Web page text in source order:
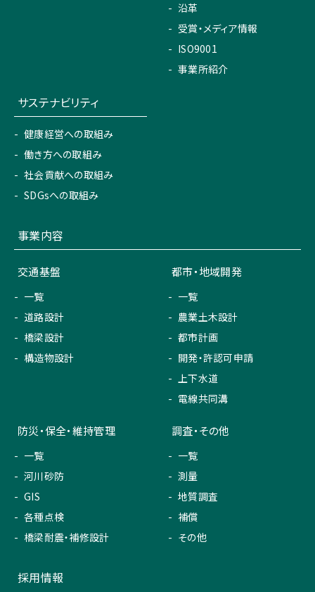
沿革
受賞・メディア情報
ISO9001
事業所紹介
サステナビリティ
健康経営への取組み
働き方への取組み
社会貢献への取組み
SDGsへの取組み
事業内容
交通基盤
一覧
道路設計
橋梁設計
構造物設計
都市・地域開発
一覧
農業土木設計
都市計画
開発・許認可申請
上下水道
電線共同溝
防災・保全・維持管理
一覧
河川砂防
GIS
各種点検
橋梁耐震・補修設計
調査・その他
一覧
測量
地質調査
補償
その他
採用情報